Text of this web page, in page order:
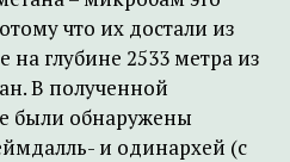
что их достали из
на глубине 2533 метра из
В полученной
были обнаружены
и одинархей (с